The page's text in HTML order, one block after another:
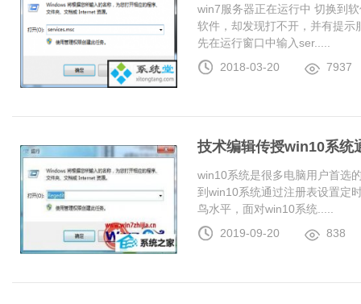
win7服务器正在运行中 切换到
软件，却发现打不开，并有提
先在运行窗口中输入ser.....
2018-03-20
7937
技术编辑传授win10系统
win10系统是很多电脑用户首选
到win10系统通过注册表设置定
鸟水平，面对win10系统.....
2019-09-20
838